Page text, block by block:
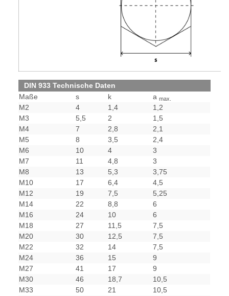
DIN 933 Technische Daten
Maße
s k a max.
M2 4 1,4
1,2
M3
5,5 2
1,5
M4
7 2,8
2,1
M5
8 3,5
2,4
M6
10 4
3
M7
11 4,8
3
M8
13 5,3
3,75
M10
17 6,4
4,5
M12
19 7,5
5,25
M14
22 8,8
6
M16
24 10
6
M18
27 11,5
7,5
M20
30 12,5
7,5
M22
32 14
7,5
M24
36 15
9
M27
41 17
9
M30
46 18,7
10,5
M33
50 21
10,5